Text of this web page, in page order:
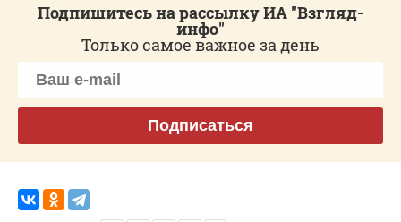
Подпишитесь на рассылку ИА "Взгляд-
инфо"
Только самое важное за день
Подписаться